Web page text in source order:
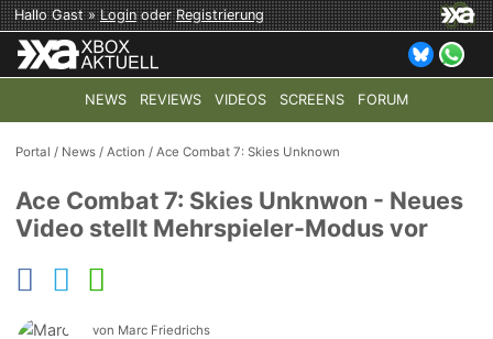
Hallo Gast »LoginoderRegistrierung
NEWS REVIEWS VIDEOS SCREENS FORUM
TOP-THEMEN: COD: MODERN WARFARE 4 HALO:
Portal / News /Action /Ace Combat 7: Skies Unknown
Ace Combat 7: Skies Unknwon - Neues
Video stellt Mehrspieler-Modus vor
von Marc Friedrichs